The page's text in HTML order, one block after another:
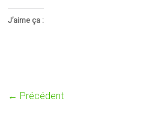
J’aime ça :
← Précédent